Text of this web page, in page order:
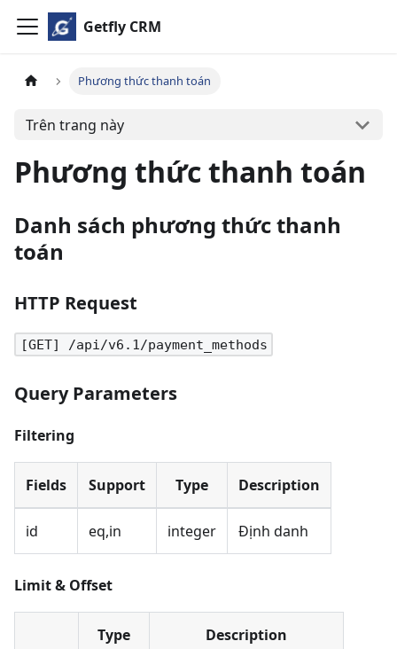
Getfly CRM
Phương thức thanh toán
Trên trang này
Phương thức thanh toán
Danh sách phương thức thanh
toán
HTTP Request
[GET] /api/v6.1/payment_methods
Query Parameters
Filtering
Fields Support Type Description
id eq,in integer Định danh
Limit & Offset
Type Description